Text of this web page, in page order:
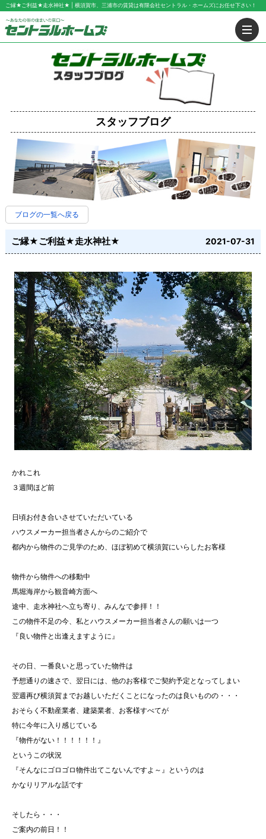
ご縁★ご利益★走水神社★ | 横須賀市、三浦市の賃貸は有限会社セントラル・ホームズにお任せ下さい！
スタッフブログ
ブログの一覧へ戻る
ご縁★ご利益★走水神社★ 2021-07-31
かれこれ
３週間ほど前
日頃お付き合いさせていただいている
ハウスメーカー担当者さんからのご紹介で
都内から物件のご見学のため、ほぼ初めて横須賀にいらしたお客様
物件から物件への移動中
馬堀海岸から観音崎方面へ
途中、走水神社へ立ち寄り、みんなで参拝！！
この物件不足の今、私とハウスメーカー担当者さんの願いは一つ
『良い物件と出逢えますように』
その日、一番良いと思っていた物件は
予想通りの速さで、翌日には、他のお客様でご契約予定となってしまい
翌週再び横須賀までお越しいただくことになったのは良いものの・・・
おそらく不動産業者、建築業者、お客様すべてが
特に今年に入り感じている
『物件がない！！！！！！』
というこの状況
『そんなにゴロゴロ物件出てこないんですよ～』というのは
かなりリアルな話です
そしたら・・・
ご案内の前日！！